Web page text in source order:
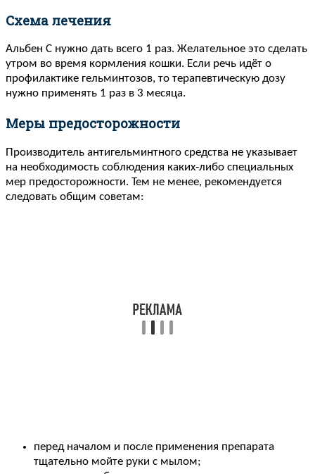
Схема лечения
Альбен С нужно дать всего 1 раз. Желательное это сделать
утром во время кормления кошки. Если речь идёт о
профилактике гельминтозов, то терапевтическую дозу
нужно применять 1 раз в 3 месяца.
Меры предосторожности
Производитель антигельминтного средства не указывает
на необходимость соблюдения каких-либо специальных
мер предосторожности. Тем не менее, рекомендуется
следовать общим советам:
перед началом и после применения препарата
тщательно мойте руки с мылом;